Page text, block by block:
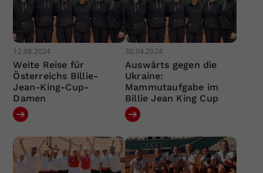
12.08.2024
Weite Reise für
Österreichs Billie-
Jean-King-Cup-
Damen
30.04.2024
Auswärts gegen die
Ukraine:
Mammutaufgabe im
Billie Jean King Cup